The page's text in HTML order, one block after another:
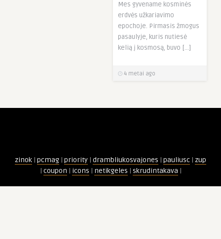
Mes gyvename kosminės
erdvės užkariavimo
epochoje. Pirmasis žmogus
pasaulyje, kuris nutiesė
kelią į kosmosą, buvo […]
4 metai ago
zinok | pcmag | priority | drambliukosvajones | pauliusc | zup
| coupon | icons | netikgeles | skrudintakava |